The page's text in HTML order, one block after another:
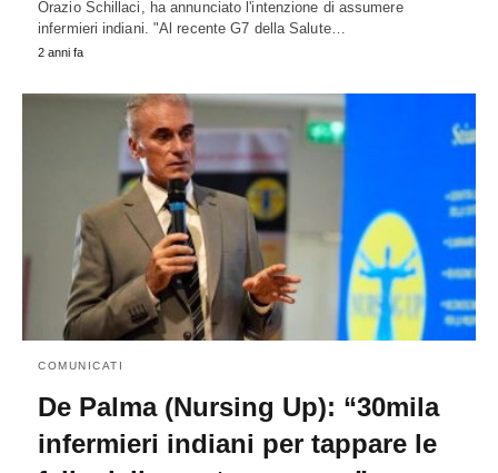
Orazio Schillaci, ha annunciato l'intenzione di assumere
infermieri indiani. "Al recente G7 della Salute…
2 anni fa
COMUNICATI
De Palma (Nursing Up): “30mila
infermieri indiani per tappare le